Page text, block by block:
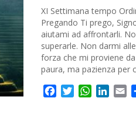
XI Settimana tempo
Pregando Ti prego,
aiutami ad affrontarli.
superarle. Non darmi
forza che mi proviene
paura, ma pazienza per
Facebook
Twitter